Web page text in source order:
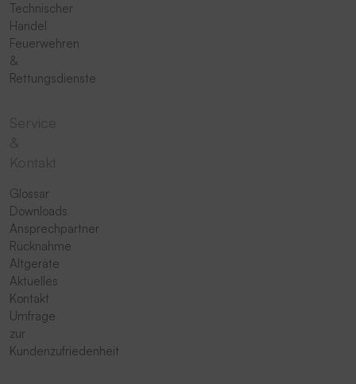
Technischer
Handel
Feuerwehren
&
Rettungsdienste
Glossar
Downloads
Ansprechpartner
Rücknahme
Altgeräte
Aktuelles
Kontakt
Umfrage
zur
Kundenzufriedenheit